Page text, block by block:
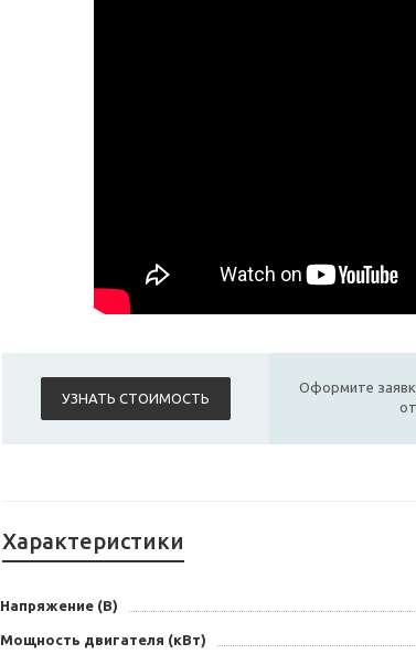
УЗНАТЬ СТОИМОСТЬ
Оформите
Характеристики
Напряжение (В)
Мощность двигателя (кВт)